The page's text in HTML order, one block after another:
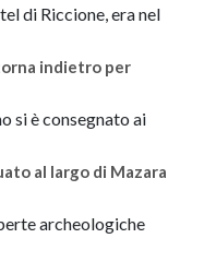
di Riccione, era nel
indietro per
si è consegnato ai
al largo di Mazara
archeologiche